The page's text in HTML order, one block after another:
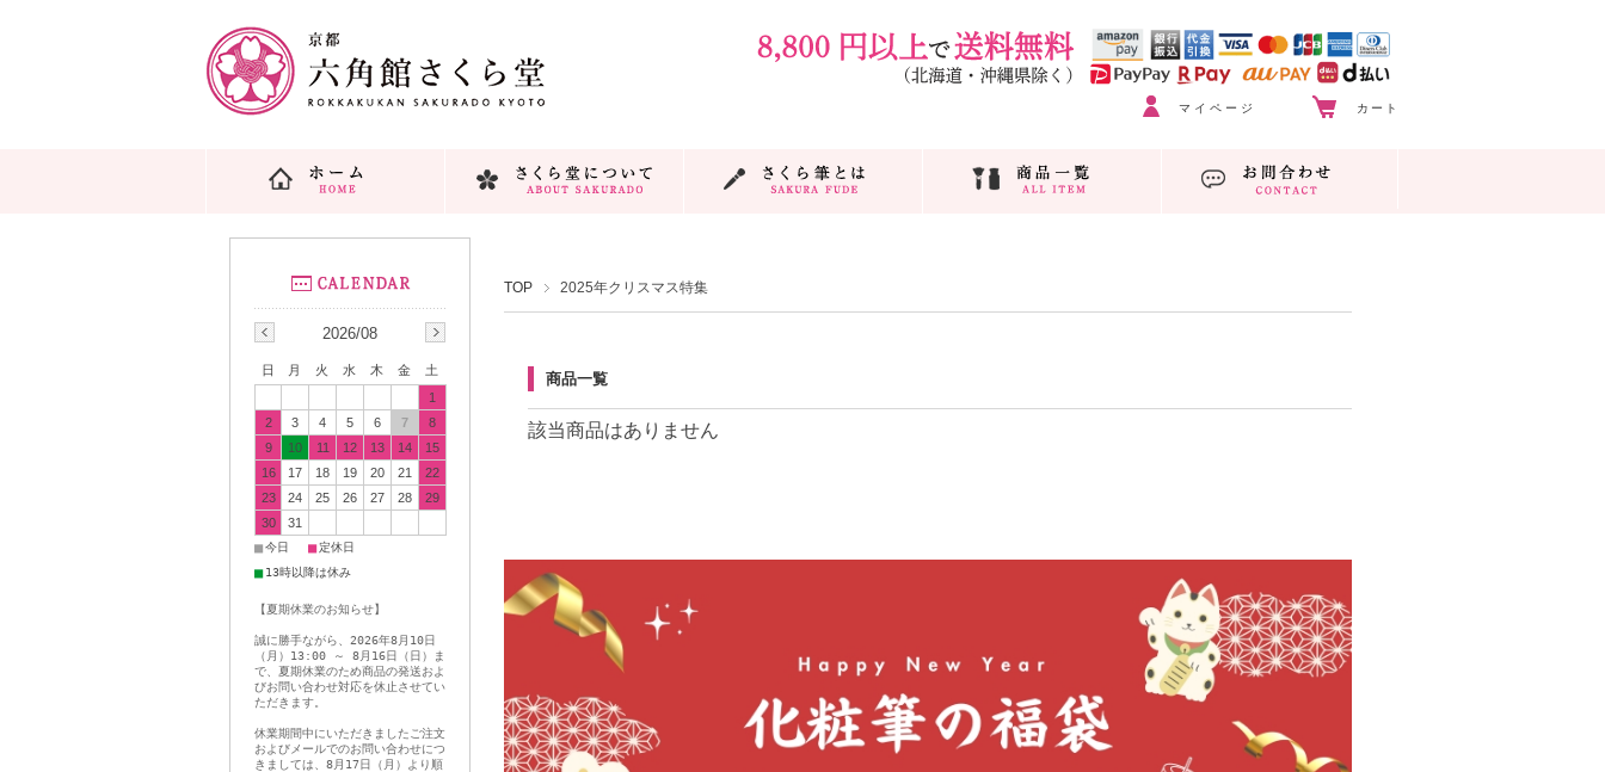
マイページ カート
TOP 2025年クリスマス特集
商品一覧
該当商品はありません
2026/08
日 月 火 水 木 金
土
1
2
3 4 5 6 7
8
9
10 11 12 13 14
15
16
17 18 19 20 21
22
23
24 25 26 27 28
29
30
31
■今日 ■定休日
■ 13時以降は休み
【夏期休業のお知らせ】
誠に勝手ながら、2026年8月10日
（月）13:00 ～ 8月16日（日）ま
で、夏期休業のため商品の発送およ
びお問い合わせ対応を休止させてい
ただきます。
休業期間中にいただきましたご注文
およびメールでのお問い合わせにつ
きましては、8月17日（月）より順